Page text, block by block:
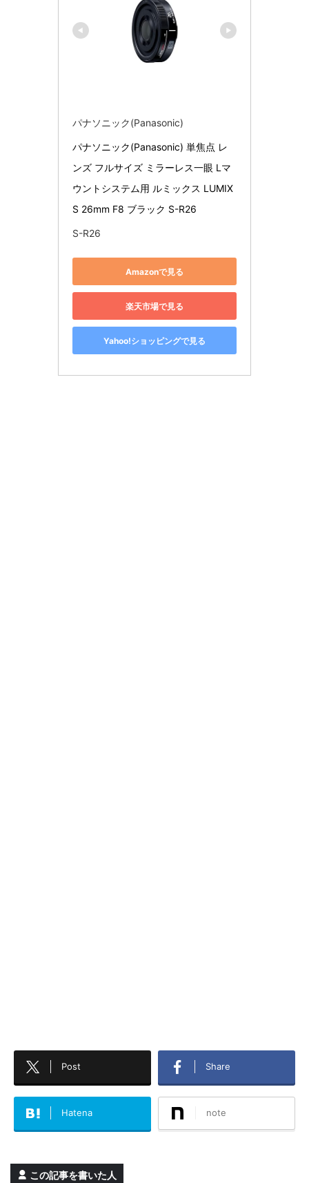
パナソニック(Panasonic)
パナソニック(Panasonic) 単焦点 レ
ンズ フルサイズ ミラーレス一眼 Lマ
ウントシステム用 ルミックス LUMIX
S 26mm F8 ブラック S-R26
S-R26
Amazonで見る
楽天市場で見る
Yahoo!ショッピングで見る
Post Share
Hatena note
この記事を書いた人